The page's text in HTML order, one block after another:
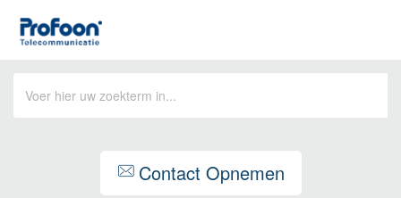
Contact Opnemen